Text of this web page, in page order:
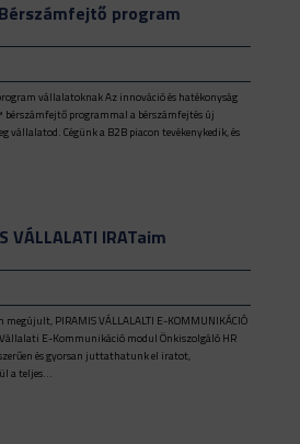
Bérszámfejtő program
vállalatoknak Az innováció és hatékonyság
programmal a bérszámfejtés új
Cégünk a B2B piacon tevékenykedik, és
VÁLLALATI IRATaim
megújult, PIRAMIS VÁLLALALTI E-KOMMUNIKÁCIÓ
E-Kommunikáció modul Önkiszolgáló HR
és gyorsan juttathatunk el iratot,
a teljes...